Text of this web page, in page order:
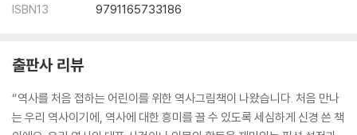
ISBN13 9791165733186
출판사 리뷰
“역사를 처음 접하는 어린이를 위한 역사그림책이 나왔습니다. 처음 만나
는 우리 역사이기에, 역사에 대한 흥미를 끌 수 있도록 세심하게 신경 쓴 책